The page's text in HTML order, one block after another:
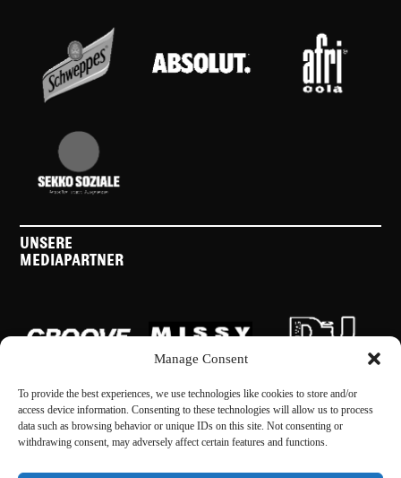
Manage Consent
To provide the best experiences, we use technologies like cookies to store and/or
access device information. Consenting to these technologies will allow us to process
data such as browsing behavior or unique IDs on this site. Not consenting or
withdrawing consent, may adversely affect certain features and functions.
UNSERE
MEDIAPARTNER